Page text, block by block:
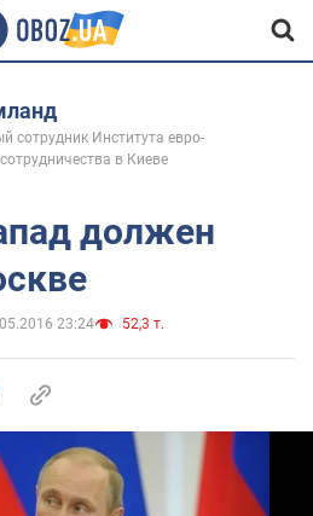
сотрудник Института евро-
в Киеве
должен
23:24 52,3 т.